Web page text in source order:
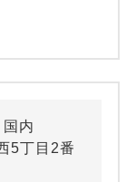
内
5丁目2番